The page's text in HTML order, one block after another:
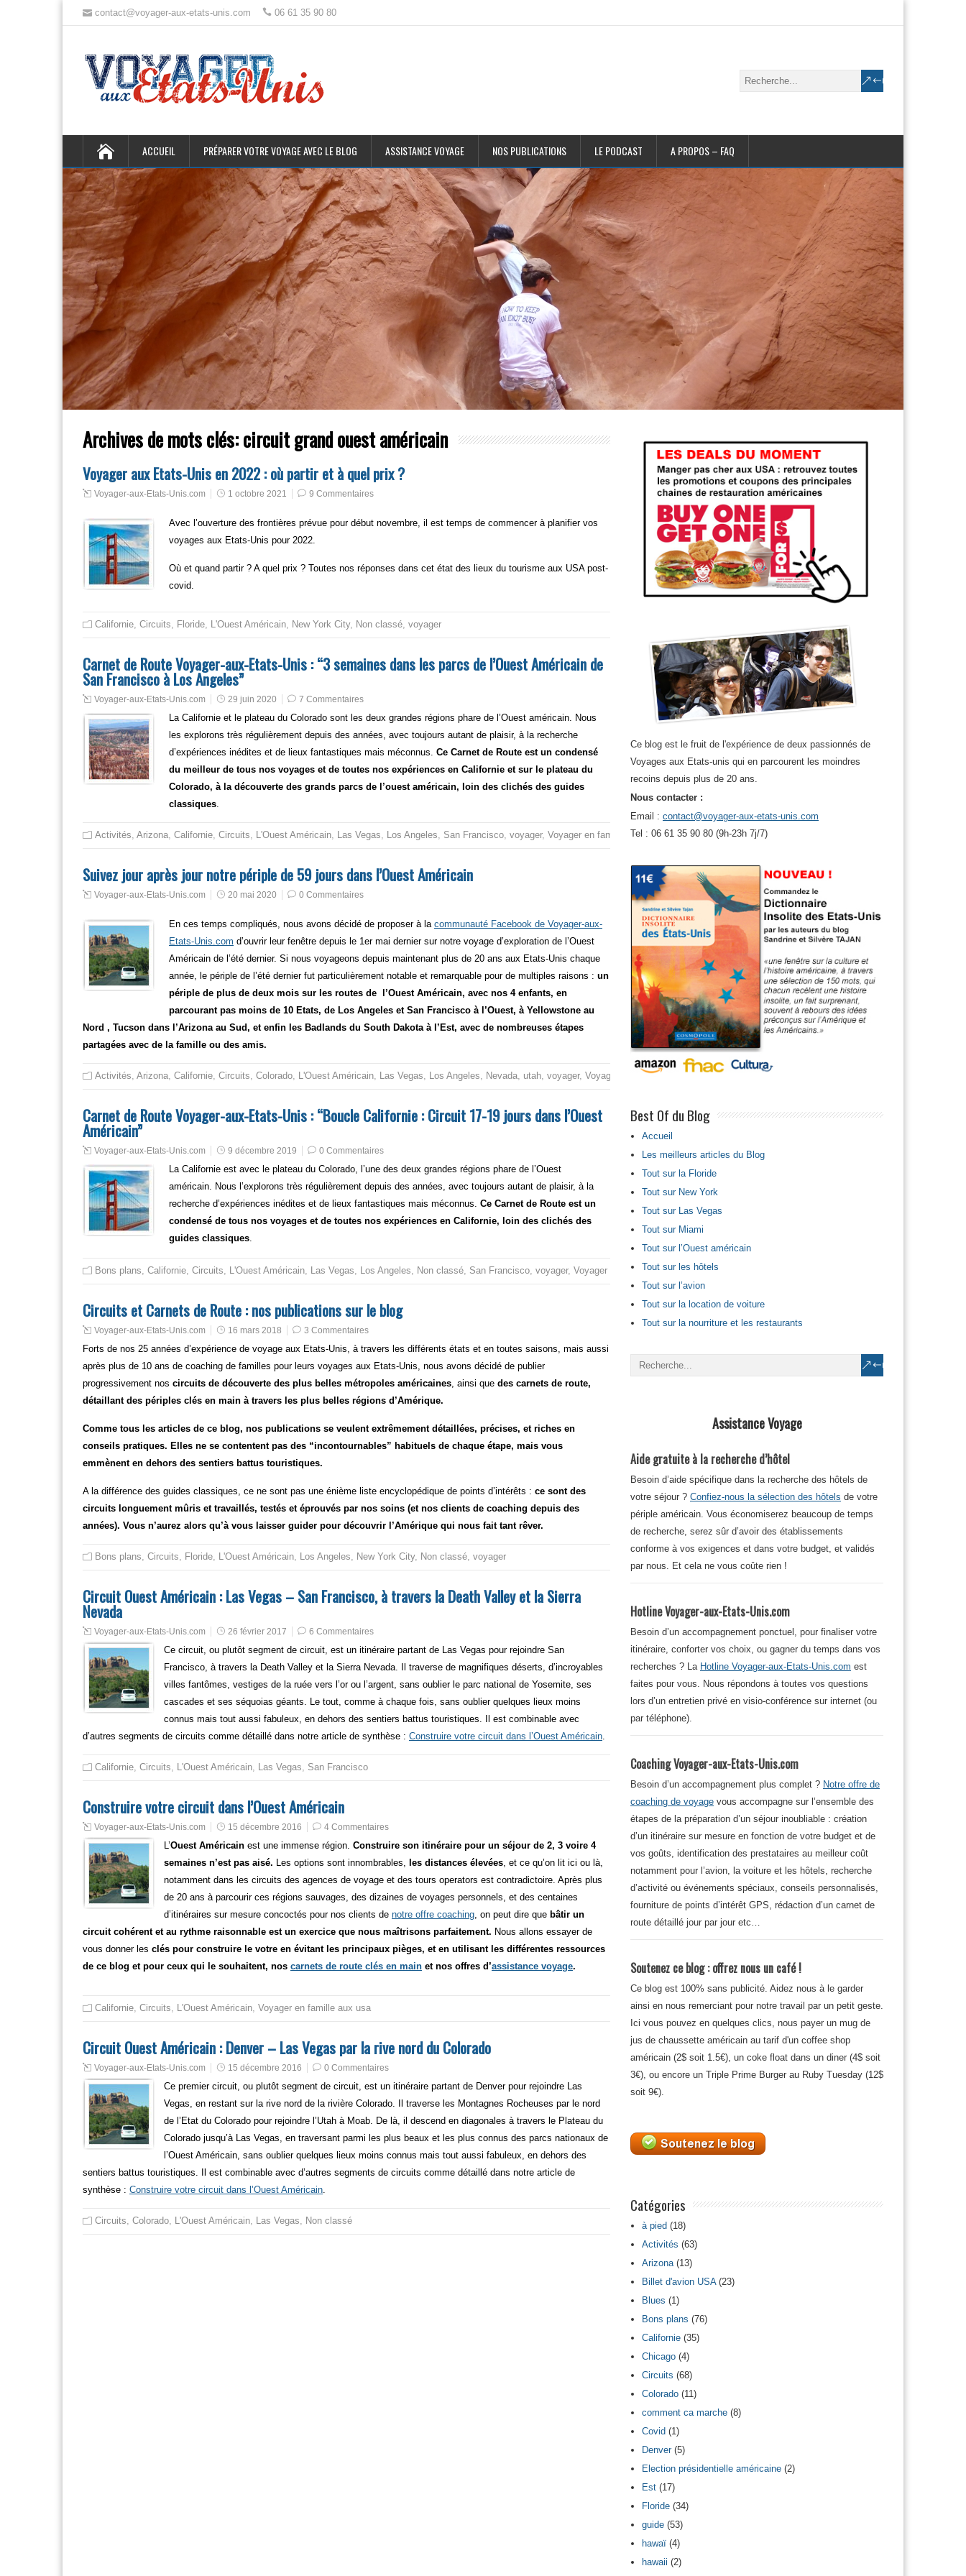
contact@voyager-aux-etats-unis.com 06 61 35 90 80
ACCUEIL PRÉPARER VOTRE VOYAGE AVEC LE BLOG ASSISTANCE VOYAGE NOS PUBLICATIONS LE PODCAST A PROPOS – FAQ
Archives de mots clés:circuit grand ouest américain
Voyager aux Etats-Unis en 2022 : où partir et à quel prix ?
Voyager-aux-Etats-Unis.com 1 octobre 2021 9 Commentaires
Avec l’ouverture des frontières prévue pour début novembre, il est temps de commencer à planifier vos
voyages aux Etats-Unis pour 2022.
Où et quand partir ? A quel prix ? Toutes nos réponses dans cet état des lieux du tourisme aux USA post-
covid.
Californie, Circuits, Floride, L'Ouest Américain, New York City, Non classé, voyager
Carnet de Route Voyager-aux-Etats-Unis : “3 semaines dans les parcs de l’Ouest Américain de
San Francisco à Los Angeles”
Voyager-aux-Etats-Unis.com 29 juin 2020 7 Commentaires
La Californie et le plateau du Colorado sont les deux grandes régions phare de l’Ouest américain. Nous
les explorons très régulièrement depuis des années, avec toujours autant de plaisir, à la recherche
d’expériences inédites et de lieux fantastiques mais méconnus. Ce Carnet de Route est un condensé
du meilleur de tous nos voyages et de toutes nos expériences en Californie et sur le plateau du
Colorado, à la découverte des grands parcs de l’ouest américain, loin des clichés des guides
classiques.
Activités, Arizona, Californie, Circuits, L'Ouest Américain, Las Vegas, Los Angeles, San Francisco, voyager, Voyager en famille aux usa
Suivez jour après jour notre périple de 59 jours dans l’Ouest Américain
Voyager-aux-Etats-Unis.com 20 mai 2020 0 Commentaires
En ces temps compliqués, nous avons décidé de proposer à la communauté Facebook de Voyager-aux-
Etats-Unis.com d’ouvrir leur fenêtre depuis le 1er mai dernier sur notre voyage d’exploration de l’Ouest
Américain de l’été dernier. Si nous voyageons depuis maintenant plus de 20 ans aux Etats-Unis chaque
année, le périple de l’été dernier fut particulièrement notable et remarquable pour de multiples raisons : un
périple de plus de deux mois sur les routes de l’Ouest Américain, avec nos 4 enfants, en
parcourant pas moins de 10 Etats, de Los Angeles et San Francisco à l’Ouest, à Yellowstone au
Nord , Tucson dans l’Arizona au Sud, et enfin les Badlands du South Dakota à l’Est, avec de nombreuses étapes
partagées avec de la famille ou des amis.
Activités, Arizona, Californie, Circuits, Colorado, L'Ouest Américain, Las Vegas, Los Angeles, Nevada, utah, voyager, Voyager en famille aux usa
Carnet de Route Voyager-aux-Etats-Unis : “Boucle Californie : Circuit 17-19 jours dans l’Ouest
Américain”
Voyager-aux-Etats-Unis.com 9 décembre 2019 0 Commentaires
La Californie est avec le plateau du Colorado, l’une des deux grandes régions phare de l’Ouest
américain. Nous l’explorons très régulièrement depuis des années, avec toujours autant de plaisir, à la
recherche d’expériences inédites et de lieux fantastiques mais méconnus. Ce Carnet de Route est un
condensé de tous nos voyages et de toutes nos expériences en Californie, loin des clichés des
guides classiques.
Bons plans, Californie, Circuits, L'Ouest Américain, Las Vegas, Los Angeles, Non classé, San Francisco, voyager, Voyager en famille aux usa
Circuits et Carnets de Route : nos publications sur le blog
Voyager-aux-Etats-Unis.com 16 mars 2018 3 Commentaires
Forts de nos 25 années d’expérience de voyage aux Etats-Unis, à travers les différents états et en toutes saisons, mais aussi
après plus de 10 ans de coaching de familles pour leurs voyages aux Etats-Unis, nous avons décidé de publier
progressivement nos circuits de découverte des plus belles métropoles américaines, ainsi que des carnets de route,
détaillant des périples clés en main à travers les plus belles régions d’Amérique.
Comme tous les articles de ce blog, nos publications se veulent extrêmement détaillées, précises, et riches en
conseils pratiques. Elles ne se contentent pas des “incontournables” habituels de chaque étape, mais vous
emmènent en dehors des sentiers battus touristiques.
A la différence des guides classiques, ce ne sont pas une énième liste encyclopédique de points d’intérêts : ce sont des
circuits longuement mûris et travaillés, testés et éprouvés par nos soins (et nos clients de coaching depuis des
années). Vous n’aurez alors qu’à vous laisser guider pour découvrir l’Amérique qui nous fait tant rêver.
Bons plans, Circuits, Floride, L'Ouest Américain, Los Angeles, New York City, Non classé, voyager
Circuit Ouest Américain : Las Vegas – San Francisco, à travers la Death Valley et la Sierra
Nevada
Voyager-aux-Etats-Unis.com 26 février 2017 6 Commentaires
Ce circuit, ou plutôt segment de circuit, est un itinéraire partant de Las Vegas pour rejoindre San
Francisco, à travers la Death Valley et la Sierra Nevada. Il traverse de magnifiques déserts, d’incroyables
villes fantômes, vestiges de la ruée vers l’or ou l’argent, sans oublier le parc national de Yosemite, ses
cascades et ses séquoias géants. Le tout, comme à chaque fois, sans oublier quelques lieux moins
connus mais tout aussi fabuleux, en dehors des sentiers battus touristiques. Il est combinable avec
d’autres segments de circuits comme détaillé dans notre article de synthèse : Construire votre circuit dans l’Ouest Américain.
Californie, Circuits, L'Ouest Américain, Las Vegas, San Francisco
Construire votre circuit dans l’Ouest Américain
Voyager-aux-Etats-Unis.com 15 décembre 2016 4 Commentaires
L’Ouest Américain est une immense région. Construire son itinéraire pour un séjour de 2, 3 voire 4
semaines n’est pas aisé. Les options sont innombrables, les distances élevées, et ce qu’on lit ici ou là,
notamment dans les circuits des agences de voyage et des tours operators est contradictoire. Après plus
de 20 ans à parcourir ces régions sauvages, des dizaines de voyages personnels, et des centaines
d’itinéraires sur mesure concoctés pour nos clients de notre offre coaching, on peut dire que bâtir un
circuit cohérent et au rythme raisonnable est un exercice que nous maîtrisons parfaitement. Nous allons essayer de
vous donner les clés pour construire le votre en évitant les principaux pièges, et en utilisant les différentes ressources
de ce blog et pour ceux qui le souhaitent, nos carnets de route clés en main et nos offres d’assistance voyage.
Californie, Circuits, L'Ouest Américain, Voyager en famille aux usa
Circuit Ouest Américain : Denver – Las Vegas par la rive nord du Colorado
Voyager-aux-Etats-Unis.com 15 décembre 2016 0 Commentaires
Ce premier circuit, ou plutôt segment de circuit, est un itinéraire partant de Denver pour rejoindre Las
Vegas, en restant sur la rive nord de la rivière Colorado. Il traverse les Montagnes Rocheuses par le nord
de l’Etat du Colorado pour rejoindre l’Utah à Moab. De là, il descend en diagonales à travers le Plateau du
Colorado jusqu’à Las Vegas, en traversant parmi les plus beaux et les plus connus des parcs nationaux de
l’Ouest Américain, sans oublier quelques lieux moins connus mais tout aussi fabuleux, en dehors des
sentiers battus touristiques. Il est combinable avec d’autres segments de circuits comme détaillé dans notre article de
synthèse : Construire votre circuit dans l’Ouest Américain.
Circuits, Colorado, L'Ouest Américain, Las Vegas, Non classé
Ce blog est le fruit de l'expérience de deux passionnés de
Voyages aux Etats-unis qui en parcourent les moindres
recoins depuis plus de 20 ans.
Nous contacter :
Email : contact@voyager-aux-etats-unis.com
Tel : 06 61 35 90 80 (9h-23h 7j/7)
Best Of du Blog
Accueil
Les meilleurs articles du Blog
Tout sur la Floride
Tout sur New York
Tout sur Las Vegas
Tout sur Miami
Tout sur l’Ouest américain
Tout sur les hôtels
Tout sur l’avion
Tout sur la location de voiture
Tout sur la nourriture et les restaurants
Assistance Voyage
Aide gratuite à la recherche d’hôtel
Besoin d’aide spécifique dans la recherche des hôtels de
votre séjour ? Confiez-nous la sélection des hôtels de votre
périple américain. Vous économiserez beaucoup de temps
de recherche, serez sûr d’avoir des établissements
conforme à vos exigences et dans votre budget, et validés
par nous. Et cela ne vous coûte rien !
Hotline Voyager-aux-Etats-Unis.com
Besoin d’un accompagnement ponctuel, pour finaliser votre
itinéraire, conforter vos choix, ou gagner du temps dans vos
recherches ? La Hotline Voyager-aux-Etats-Unis.com est
faites pour vous. Nous répondons à toutes vos questions
lors d’un entretien privé en visio-conférence sur internet (ou
par téléphone).
Coaching Voyager-aux-Etats-Unis.com
Besoin d’un accompagnement plus complet ? Notre offre de
coaching de voyage vous accompagne sur l’ensemble des
étapes de la préparation d’un séjour inoubliable : création
d’un itinéraire sur mesure en fonction de votre budget et de
vos goûts, identification des prestataires au meilleur coût
notamment pour l’avion, la voiture et les hôtels, recherche
d’activité ou événements spéciaux, conseils personnalisés,
fourniture de points d’intérêt GPS, rédaction d’un carnet de
route détaillé jour par jour etc…
Soutenez ce blog : offrez nous un café !
Ce blog est 100% sans publicité. Aidez nous à le garder
ainsi en nous remerciant pour notre travail par un petit geste.
Ici vous pouvez en quelques clics, nous payer un mug de
jus de chaussette américain au tarif d'un coffee shop
américain (2$ soit 1.5€), un coke float dans un diner (4$ soit
3€), ou encore un Triple Prime Burger au Ruby Tuesday (12$
soit 9€).
Catégories
à pied (18)
Activités (63)
Arizona(13)
Billet d'avion USA(23)
Blues (1)
Bons plans (76)
Californie (35)
Chicago (4)
Circuits (68)
Colorado (11)
comment ca marche (8)
Covid (1)
Denver(5)
Election présidentielle américaine (2)
Est (17)
Floride (34)
guide (53)
hawaï (4)
hawaii (2)